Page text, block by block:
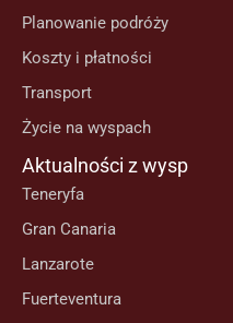
Planowanie podróży
Koszty i płatności
Transport
Życie na wyspach
Aktualności z wysp
Teneryfa
Gran Canaria
Lanzarote
Fuerteventura